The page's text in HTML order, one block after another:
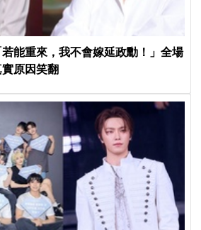
能重來，我不會嫁延政勳！」全場
原因笑翻